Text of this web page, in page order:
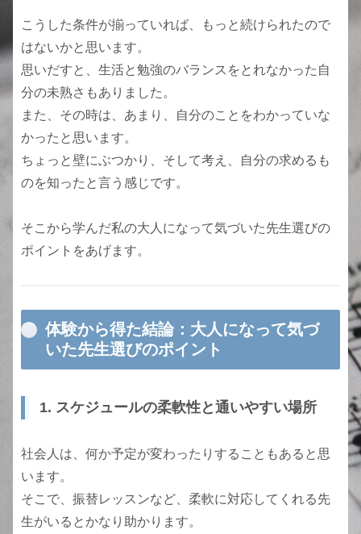
こうした条件が揃っていれば、もっと続けられたので
はないかと思います。
思いだすと、生活と勉強のバランスをとれなかった自
分の未熟さもありました。
また、その時は、あまり、自分のことをわかっていな
かったと思います。
ちょっと壁にぶつかり、そして考え、自分の求めるも
のを知ったと言う感じです。
そこから学んだ私の大人になって気づいた先生選びの
ポイントをあげます。
体験から得た結論：大人になって気づ
いた先生選びのポイント
1. スケジュールの柔軟性と通いやすい場所
社会人は、何か予定が変わったりすることもあると思
います。
そこで、振替レッスンなど、柔軟に対応してくれる先
生がいるとかなり助かります。